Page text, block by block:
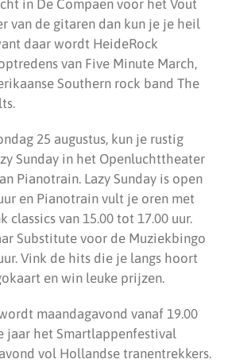
in De Compaen voor het Vout
van de gitaren dan kun je je heil
daar wordt HeideRock
van Five Minute March,
Southern rock band The
25 augustus, kun je rustig
Sunday in het Openluchttheater
Pianotrain. Lazy Sunday is open
en Pianotrain vult je oren met
classics van 15.00 tot 17.00 uur.
Substitute voor de Muziekbingo
Vink de hits die je langs hoort
en win leuke prijzen.
maandagavond vanaf 19.00
jaar het Smartlappenfestival
vol Hollandse tranentrekkers.